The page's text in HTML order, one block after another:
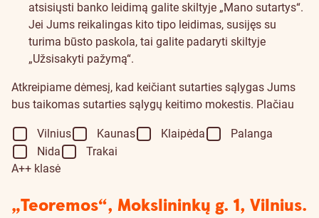
atsisiųsti banko leidimą galite skiltyje „Mano sutartys“.
Jei Jums reikalingas kito tipo leidimas, susijęs su
turima būsto paskola, tai galite padaryti skiltyje
„Užsisakyti pažymą“.
Atkreipiame dėmesį, kad keičiant sutarties sąlygas Jums
bus taikomas sutarties sąlygų keitimo mokestis. Plačiau
Būsto
paskolos
pasiūlymai
Vilnius Kaunas Klaipėda
Palanga
Nida
Trakai
A++ klasė
„Teoremos“, Mokslininkų g. 1, Vilnius.